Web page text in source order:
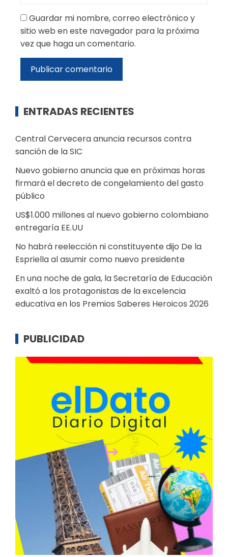
Guardar mi nombre, correo electrónico y
sitio web en este navegador para la próxima
vez que haga un comentario.
ENTRADAS RECIENTES
Central Cervecera anuncia recursos contra
sanción de la SIC
Nuevo gobierno anuncia que en próximas horas
firmará el decreto de congelamiento del gasto
público
US$1.000 millones al nuevo gobierno colombiano
entregaría EE.UU
No habrá reelección ni constituyente dijo De la
Espriella al asumir como nuevo presidente
En una noche de gala, la Secretaría de Educación
exaltó a los protagonistas de la excelencia
educativa en los Premios Saberes Heroicos 2026
PUBLICIDAD